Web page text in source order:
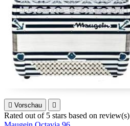
 Vorschau 
Rated out of 5 stars based on review(s)